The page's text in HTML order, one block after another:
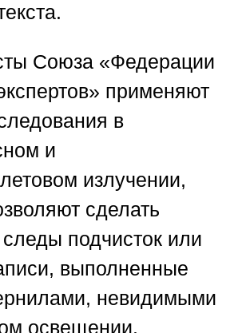
Союза «Федерации
применяют
в
и
излучении,
сделать
подчисток или
выполненные
невидимыми
освещении.